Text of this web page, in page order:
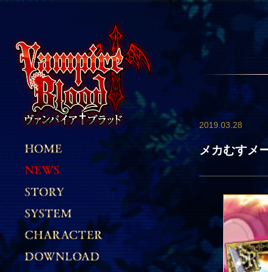
2019.03.28
メカむすメ